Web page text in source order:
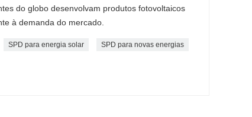
do globo desenvolvam produtos fotovoltaicos
à demanda do mercado.
SPD para energia solar SPD para novas energias